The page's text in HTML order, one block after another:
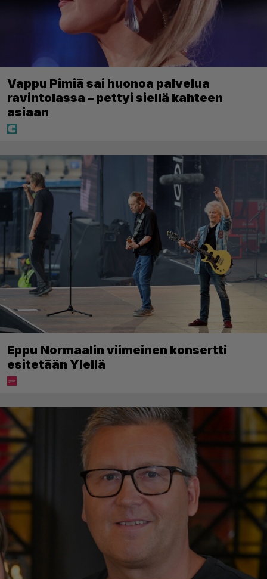
Vappu Pimiä sai huonoa palvelua
ravintolassa – pettyi siellä kahteen
asiaan
Eppu Normaalin viimeinen konsertti
esitetään Ylellä